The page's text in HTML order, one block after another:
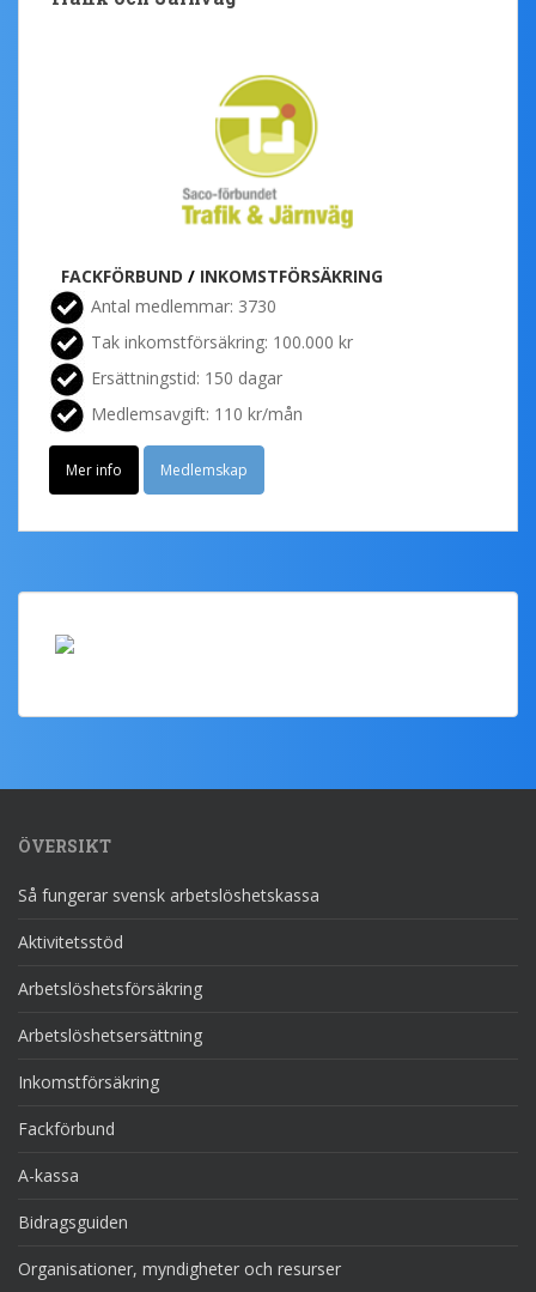
FACKFÖRBUND / INKOMSTFÖRSÄKRING
Antal medlemmar: 3730
Tak inkomstförsäkring: 100.000 kr
Ersättningstid: 150 dagar
Medlemsavgift: 110 kr/mån
Mer info Medlemskap
ÖVERSIKT
Så fungerar svensk arbetslöshetskassa
Aktivitetsstöd
Arbetslöshetsförsäkring
Arbetslöshetsersättning
Inkomstförsäkring
Fackförbund
A-kassa
Bidragsguiden
Organisationer, myndigheter och resurser